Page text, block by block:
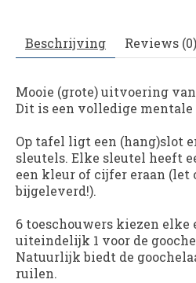
Beschrijving Reviews (0)
Mooie (grote) uitvoering
Dit is een volledige
Op tafel ligt een (hang)slot
sleutels. Elke sleutel heeft
een kleur of cijfer eraan (let
bijgeleverd!).
6 toeschouwers kiezen elke
uiteindelijk 1 voor de
Natuurlijk biedt de
ruilen.